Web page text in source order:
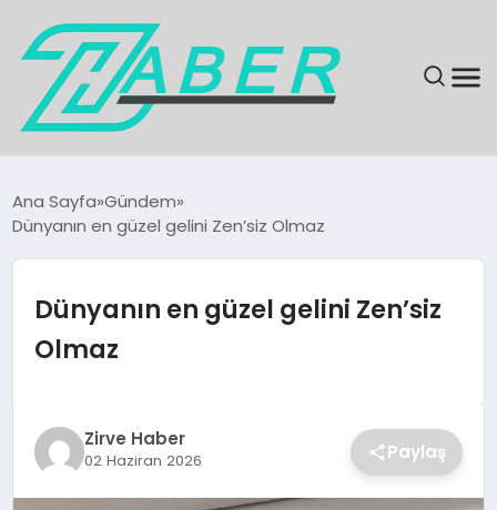
GÜNDEM
EKONOMI
MAGAZIN
KÜLTÜR & SANAT
Ana Sayfa Gündem
Dünyanın en güzel gelini Zen’siz Olmaz
Dünyanın en güzel gelini Zen’siz
Olmaz
Zirve Haber
02 Haziran 2026 Paylaş